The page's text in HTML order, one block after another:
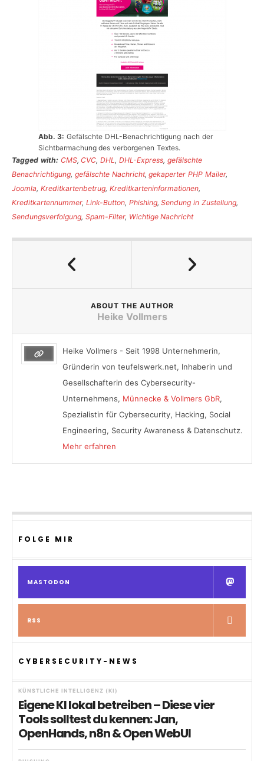
Abb. 3: Gefälschte DHL-Benachrichtigung nach der
Sichtbarmachung des verborgenen Textes.
Tagged with: CMS, CVC,DHL ,DHL-Express, gefälschte
Benachrichtigung, gefälschte Nachricht,gekaperter PHP Mailer,
Joomla, Kreditkartenbetrug, Kreditkarteninformationen,
Kreditkartennummer, Link-Button, Phishing,Sendung in Zustellung,
Sendungsverfolgung, Spam-Filter, Wichtige Nachricht
ABOUT THE AUTHOR
Heike Vollmers
Heike Vollmers - Seit 1998 Unternehmerin,
Gründerin von teufelswerk.net, Inhaberin und
Gesellschafterin des Cybersecurity-
Unternehmens, Münnecke & Vollmers GbR,
Spezialistin für Cybersecurity, Hacking, Social
Engineering, Security Awareness & Datenschutz.
Mehr erfahren
FOLGE MIR
MASTODON
RSS
CYBERSECURITY-NEWS
KÜNSTLICHE INTELLIGENZ (KI)
Eigene KI lokal betreiben – Diese vier
Tools solltest du kennen: Jan,
OpenHands, n8n & Open WebUI